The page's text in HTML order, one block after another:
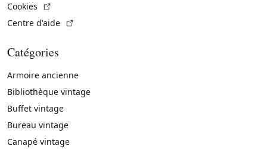
Cookies
Centre d'aide
Catégories
Armoire ancienne
Bibliothèque vintage
Buffet vintage
Bureau vintage
Canapé vintage